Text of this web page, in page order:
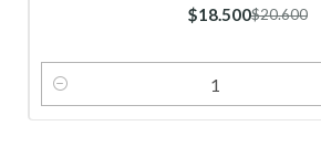
$18.500$20.600
Cantidad